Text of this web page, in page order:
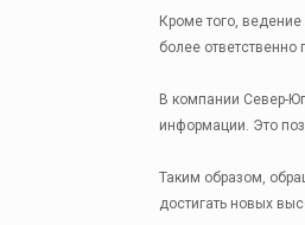
Кроме того,
более
В компании Север-Юг
информации. Это
Таким образом,
достигать новых